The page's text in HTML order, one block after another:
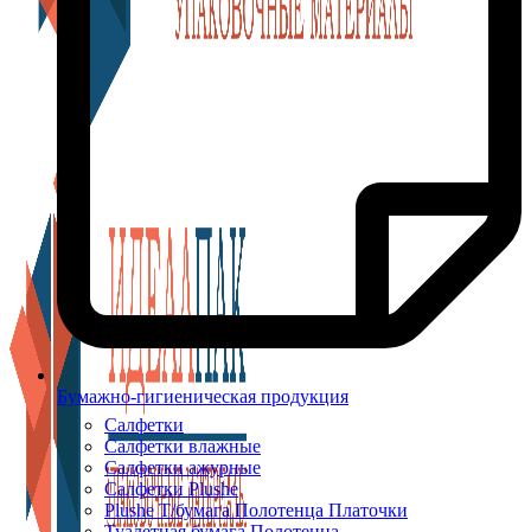
Бумажно-гигиеническая продукция
Салфетки
Салфетки влажные
Салфетки ажурные
Салфетки Plushe
Plushe Т/бумага Полотенца Платочки